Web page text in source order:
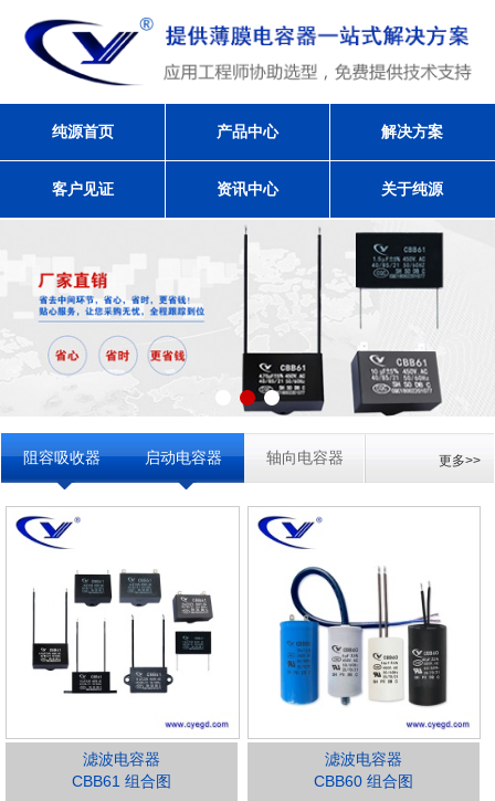
纯源首页 产品中心 解决方案
客户见证 资讯中心 关于纯源
阻容吸收器 启动电容器 轴向电容器 更多>>
滤波电容器
CBB61 组合图
滤波电容器
CBB60 组合图